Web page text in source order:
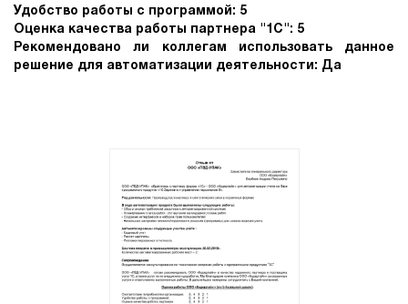
Удобство работы с программой: 5
Оценка качества работы партнера "1С": 5
Рекомендовано ли коллегам использовать данное
решение для автоматизации деятельности: Да